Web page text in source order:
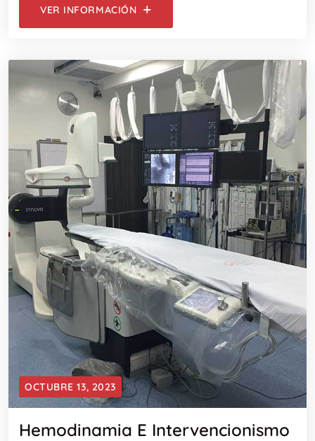
VER INFORMACIÓN
OCTUBRE 13, 2023
Hemodinamia E Intervencionismo